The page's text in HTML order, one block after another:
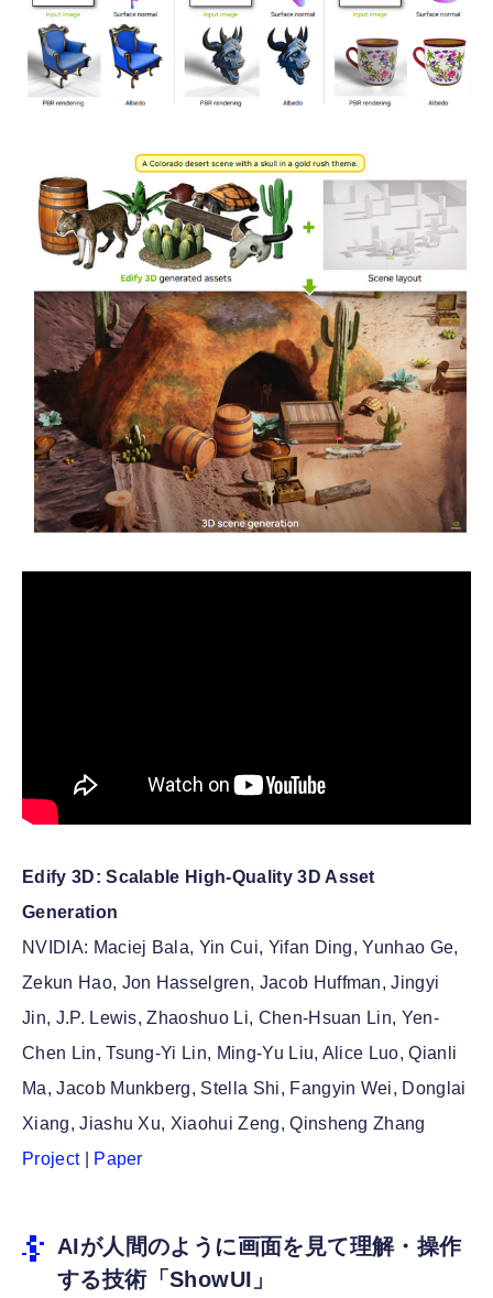
Edify 3D: Scalable High-Quality 3D Asset
Generation
NVIDIA: Maciej Bala, Yin Cui, Yifan Ding, Yunhao Ge,
Zekun Hao, Jon Hasselgren, Jacob Huffman, Jingyi
Jin, J.P. Lewis, Zhaoshuo Li, Chen-Hsuan Lin, Yen-
Chen Lin, Tsung-Yi Lin, Ming-Yu Liu, Alice Luo, Qianli
Ma, Jacob Munkberg, Stella Shi, Fangyin Wei, Donglai
Xiang, Jiashu Xu, Xiaohui Zeng, Qinsheng Zhang
Project| Paper
AIが人間のように画面を見て理解・操作
する技術「ShowUI」